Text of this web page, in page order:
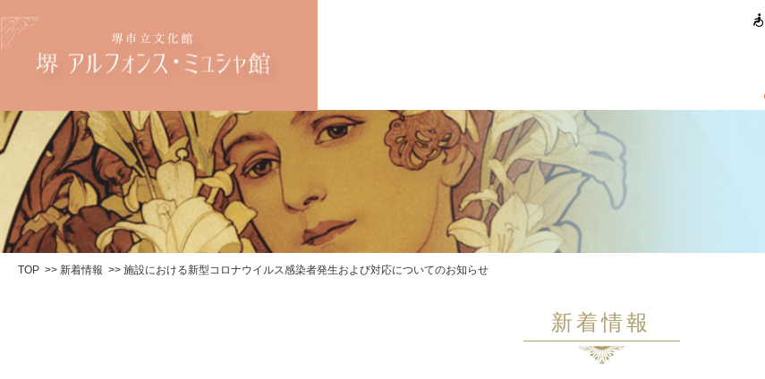
TOP 新着情報 施設における新型コロナウイルス感染者発生および対応についてのお知らせ
新着情報